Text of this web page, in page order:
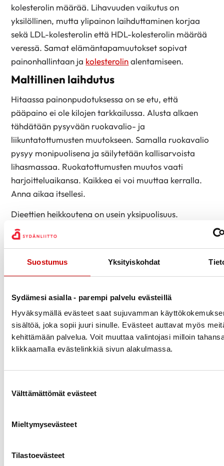
Suostumus Yksityiskohdat
Sydämesi asialla - parempi palvelu evästeillä
Hyväksymällä evästeet saat sujuvamman
sisältöä, joka sopii juuri sinulle. Evästeet auttavat myös
kehittämään palvelua. Voit muuttaa valintojasi milloin
klikkaamalla evästelinkkiä sivun alakulmassa.
Välttämättömät evästeet
Mieltymysevästeet
Tilastoevästeet
kolesterolin määrää. Lihavuuden vaikutus on
yksilöllinen, mutta ylipainon laihduttaminen korjaa
sekä LDL-kolesterolin että HDL-kolesterolin määrää
veressä. Samat elämäntapamuutokset sopivat
painonhallintaan ja kolesterolinalentamiseen.
Maltillinen laihdutus
Hitaassa painonpudotuksessa on se etu, että
pääpaino ei ole kilojen tarkkailussa. Alusta alkaen
tähdätään pysyvään ruokavalio- ja
liikuntatottumusten muutokseen. Samalla ruokavalio
pysyy monipuolisena ja säilytetään kallisarvoista
lihasmassaa. Ruokatottumusten muutos vaati
harjoitteluaikansa. Kaikkea ei voi muuttaa kerralla.
Anna aikaa itsellesi.
Dieettien heikkoutena on usein yksipuolisuus.
Dieettien laihduttava vaikutus perustuu yksinomaan
niiden vähäiseen energiasisältöön. Tällaisia dieettejä
vaarantamatta paria viikkoa kauempaa. Myös
vitamiineja ja kivennäisaineita. Dieetit eivät
myöskään ohjaa pysyviin ruokatottumusten
muutoksiin. Ne eroavat paljon tavallisesta ruoasta
eivätkä sovi pysyväksi ravinnoksi. Useimmiten dieetin
jälkeen palataan entisiin ruokailutottumuksiin.
aikansa. Elimistön, mutta myös silmien tulisi ehtiä
Diabetes ja ylipaino
keskivartaloon vatsan alueelle on